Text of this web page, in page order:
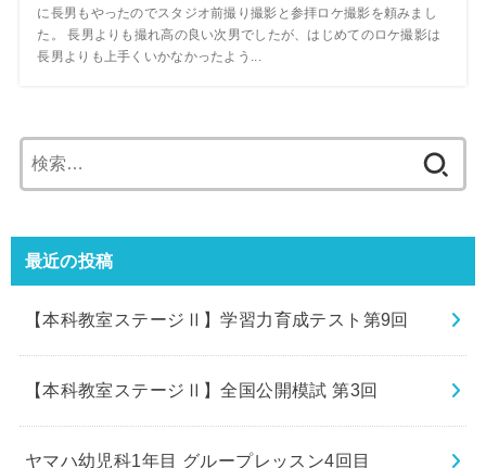
に長男もやったのでスタジオ前撮り撮影と参拝ロケ撮影を頼みまし
た。 長男よりも撮れ高の良い次男でしたが、はじめてのロケ撮影は
長男よりも上手くいかなかったよう...
索:
最近の投稿
【本科教室ステージⅡ】学習力育成テスト第9回
【本科教室ステージⅡ】全国公開模試 第3回
ヤマハ幼児科1年目 グループレッスン4回目